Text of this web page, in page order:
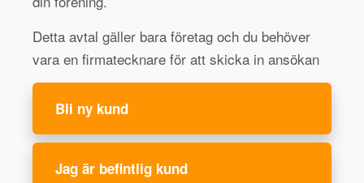
Detta avtal gäller bara företag och du behöver
vara en firmatecknare för att skicka in ansökan
Bli ny kund
Jag är befintlig kund